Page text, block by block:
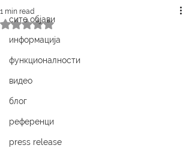
сите објави
информација
функционалности
видео
блог
референци
press release
1 min read
Rated NaN out of 5 stars.